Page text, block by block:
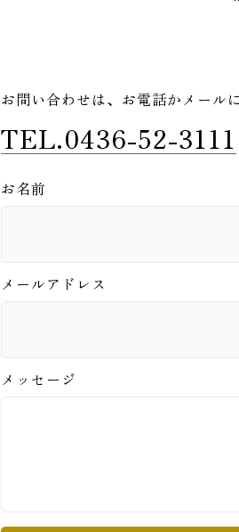
お問い合わせは、 お電話かメール
TEL.0436-52-3111
お名前
メールアドレス
メッセージ